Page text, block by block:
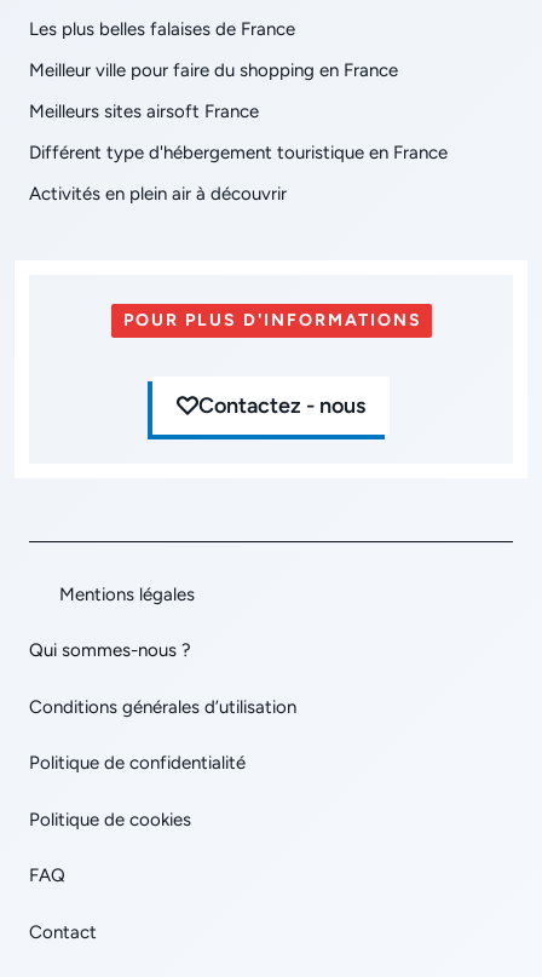
Les plus belles falaises de France
Meilleur ville pour faire du shopping en France
Meilleurs sites airsoft France
Différent type d'hébergement touristique en France
Activités en plein air à découvrir
POUR PLUS D'INFORMATIONS
Contactez - nous
Mentions légales
Qui sommes-nous ?
Conditions générales d’utilisation
Politique de confidentialité
Politique de cookies
FAQ
Contact